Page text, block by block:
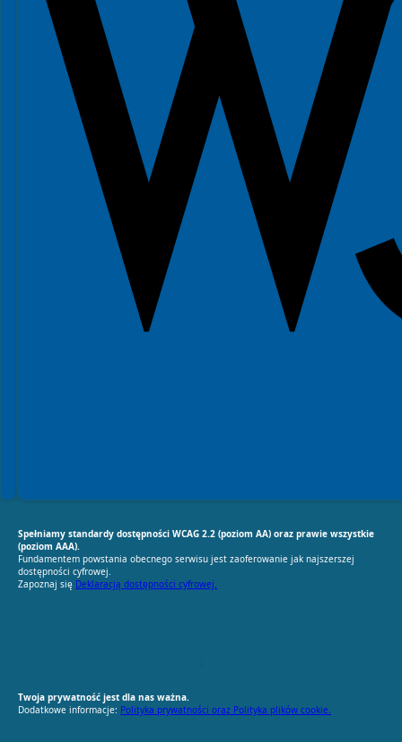
Spełniamy standardy dostępności WCAG 2.2 (poziom AA) oraz prawie wszystkie
(poziom AAA).
Fundamentem powstania obecnego serwisu jest zaoferowanie jak najszerszej
dostępności cyfrowej.
Zapoznaj się Deklaracją dostępności cyfrowej.
Twoja prywatność jest dla nas ważna.
Dodatkowe informacje: Polityka prywatności oraz Polityka plików cookie.